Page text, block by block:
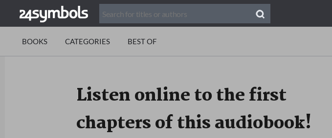
BOOKS CATEGORIES BEST OF
Listen online to the first
chapters of this audiobook!